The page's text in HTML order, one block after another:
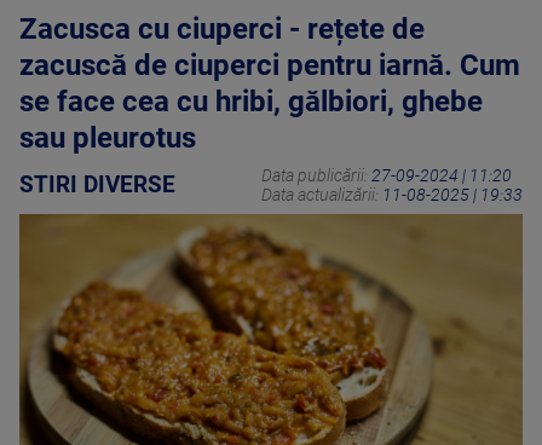
Zacusca cu ciuperci - rețete de
zacuscă de ciuperci pentru iarnă. Cum
se face cea cu hribi, gălbiori, ghebe
sau pleurotus
STIRI DIVERSE Data publicării: 27-09-2024 | 11:20
Data actualizării: 11-08-2025 | 19:33